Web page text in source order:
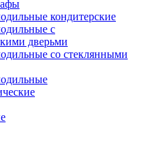
кондитерские
с
дверьми
со стеклянными